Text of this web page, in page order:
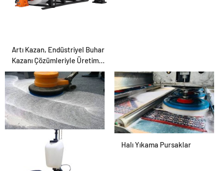
Artı Kazan, Endüstriyel Buhar
Kazanı Çözümleriyle Üretim
Tesislerine Verimli Sistemler
Sunuyor
Ümitköy Halı Yıkama Halı Yıkama Pursaklar